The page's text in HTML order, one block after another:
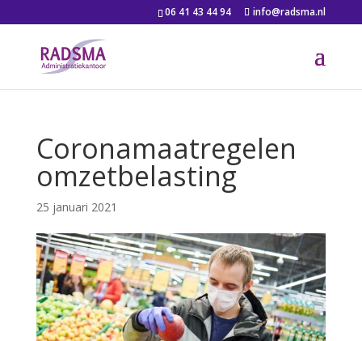
06 41 43 44 94 info@radsma.nl
Coronamaatregelen
omzetbelasting
25 januari 2021